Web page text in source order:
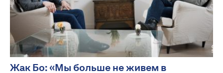
Жак Бо: «Мы больше не живем в